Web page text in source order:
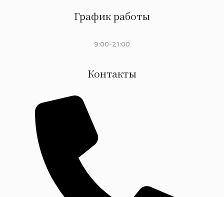
График работы
9:00-21:00
Контакты